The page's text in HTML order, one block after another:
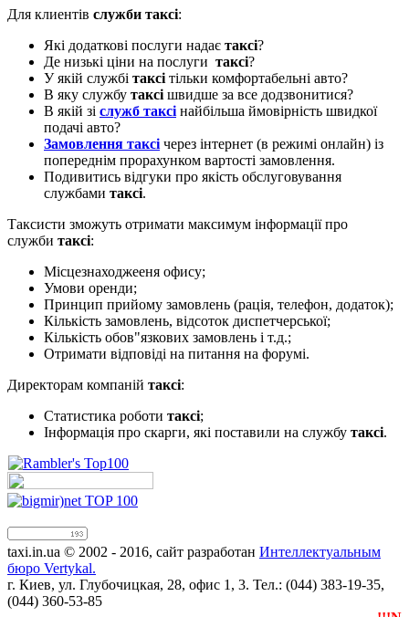
Для клиентів служби таксі:
Які додаткові послуги надає таксі?
Де низькі ціни на послуги таксі?
У якій службі таксі тільки комфортабельні авто?
В яку службу таксі швидше за все додзвонитися?
В якій зі служб таксі найбільша ймовірність швидкої
подачі авто?
Замовлення таксі через інтернет (в режимі онлайн) із
попереднім прорахунком вартості замовлення.
Подивитись відгуки про якість обслуговування
службами таксі.
Таксисти зможуть отримати максимум інформації про
служби таксі:
Місцезнаходжееня офису;
Умови оренди;
Принцип прийому замовлень (рація, телефон, додаток);
Кількість замовлень, відсоток диспетчерської;
Кількість обов"язкових замовлень і т.д.;
Отримати відповіді на питання на форумі.
Директорам компаній таксі:
Статистика роботи таксі;
Інформація про скарги, які поставили на службу таксі.
taxi.in.ua © 2002 - 2016, сайт разработан Интеллектуальным
бюро Vertykal.
г. Киев, ул. Глубочицкая, 28, офис 1, 3. Тел.: (044) 383-19-35,
(044) 360-53-85